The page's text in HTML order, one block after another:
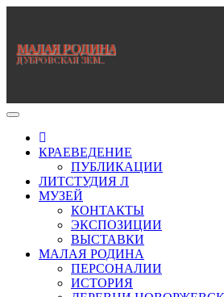
содержимому
МАЛАЯ РОДИНА
ДУБРОВСКАЯ ЗЕМЛЯ. МАЛАЯ РОДИНА
КРАЕВЕДЕНИЕ
ПУБЛИКАЦИИ
ЛИТСТУДИЯ Л
МУЗЕЙ
КОНТАКТЫ
ЭКСПОЗИЦИИ
ВЫСТАВКИ
МАЛАЯ РОДИНА
ПЕРСОНАЛИИ
ИСТОРИЯ